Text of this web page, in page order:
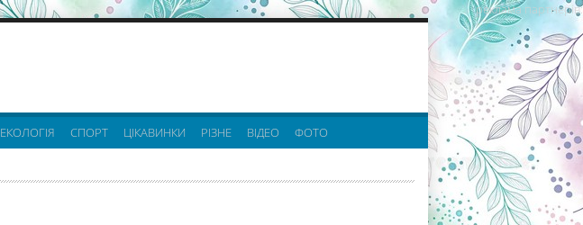
реклама партнерів:
ЕКОЛОГІЯ СПОРТ ЦІКАВИНКИ РІЗНЕ ВІДЕО ФОТО